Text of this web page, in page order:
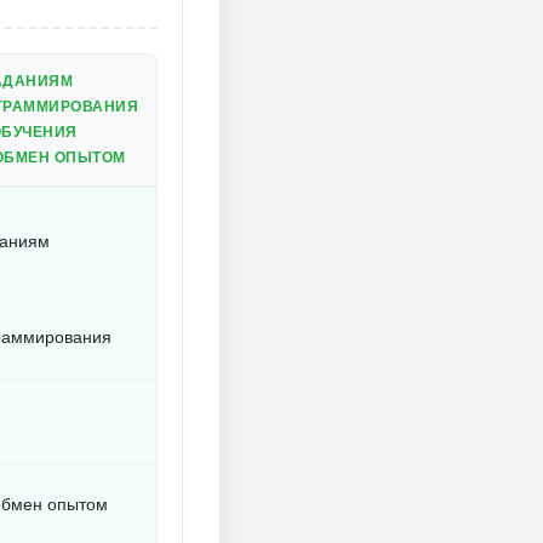
ОПЫТОМ
опытом